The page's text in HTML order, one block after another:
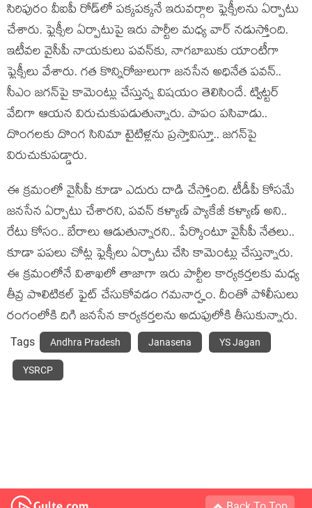
సిరిపురం వీఐపీ రోడ్‌లో పక్కపక్కనే ఇరువర్గాల ఫ్లెక్సీలను ఏర్పాటు
చేశారు. ఫ్లెక్సీల ఏర్పాటుపై ఇరు పార్టీల మధ్య వార్ నడుస్తోంది.
ఇటీవ‌ల వైసీపీ నాయ‌కులు ప‌వ‌న్‌కు, నాగ‌బాబుకు యాంటీగా
ఫ్లెక్సీలు వేశారు. గ‌త కొన్నిరోజులుగా జ‌న‌సేన అధినేత ప‌వ‌న్..
సీఎం జ‌గ‌న్‌పై కామెంట్లు చేస్తున్న విష‌యం తెలిసిందే. ట్విట్ట‌ర్
వేదిగా ఆయ‌న విరుచుకుప‌డుతున్నారు. పాపం ప‌సివాడు..
దొంగ‌ల‌కు దొంగ సినిమా టైటిళ్ల‌ను ప్ర‌స్తావిస్తూ.. జ‌గ‌న్‌పై
విరుచుకుప‌డ్డారు.
ఈ క్ర‌మంలో వైసీపీ కూడా ఎదురు దాడి చేస్తోంది. టీడీపీ కోస‌మే
జ‌న‌సేన ఏర్పాటు చేశార‌ని, ప‌వ‌న్ క‌ళ్యాణ్ ప్యాకేజీ కళ్యాణ్ అని..
రేటు కోసం.. బేరాలు ఆడుతున్నార‌ని.. పేర్కొంటూ వైసీపీ నేత‌లు..
కూడా ప‌ప‌లు చోట్ల ఫ్లెక్సీలు ఏర్పాటు చేసి కామెంట్లు చేస్తున్నారు.
ఈ క్ర‌మంలోనే విశాఖ‌లో తాజాగా ఇరు పార్టీల కార్య‌క‌ర్త‌ల‌కు మ‌ధ్య
తీవ్ర పొలిటిక‌ల్ ఫైట్ చేసుకోవ‌డం గ‌మ‌నార్హం. దీంతో పోలీసులు
రంగంలోకి దిగి జ‌న‌సేన కార్య‌క‌ర్త‌ల‌ను అదుపులోకి తీసుకున్నారు.
Tags Andhra Pradesh Janasena YS Jagan
YSRCP